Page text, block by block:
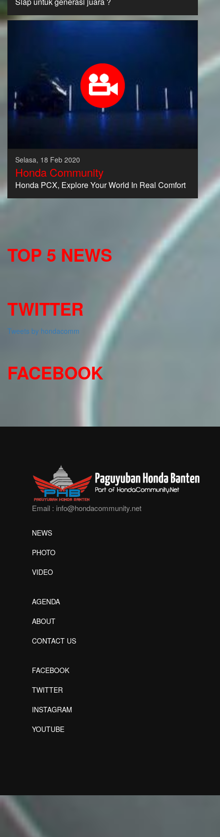
Selasa, 18 Feb 2020
Honda Community
Honda PCX, Explore Your World In Real Comfort
TOP 5 NEWS
TWITTER
Tweets by hondacomm
FACEBOOK
Email : info@hondacommunity.net
NEWS
PHOTO
VIDEO
AGENDA
ABOUT
CONTACT US
FACEBOOK
TWITTER
INSTAGRAM
YOUTUBE